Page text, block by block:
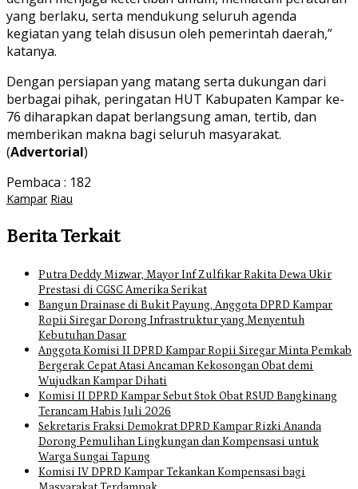
yang berlaku, serta mendukung seluruh agenda
kegiatan yang telah disusun oleh pemerintah daerah,”
katanya.
Dengan persiapan yang matang serta dukungan dari
berbagai pihak, peringatan HUT Kabupaten Kampar ke-
76 diharapkan dapat berlangsung aman, tertib, dan
memberikan makna bagi seluruh masyarakat.
(Advertorial)
Pembaca : 182
Kampar Riau
Berita Terkait
Putra Deddy Mizwar, Mayor Inf Zulfikar Rakita Dewa Ukir
Prestasi di CGSC Amerika Serikat
Bangun Drainase di Bukit Payung, Anggota DPRD Kampar
Ropii Siregar Dorong Infrastruktur yang Menyentuh
Kebutuhan Dasar
Anggota Komisi II DPRD Kampar Ropii Siregar Minta Pemkab
Bergerak Cepat Atasi Ancaman Kekosongan Obat demi
Wujudkan Kampar Dihati
Komisi II DPRD Kampar Sebut Stok Obat RSUD Bangkinang
Terancam Habis Juli 2026
Sekretaris Fraksi Demokrat DPRD Kampar Rizki Ananda
Dorong Pemulihan Lingkungan dan Kompensasi untuk
Warga Sungai Tapung
Komisi IV DPRD Kampar Tekankan Kompensasi bagi